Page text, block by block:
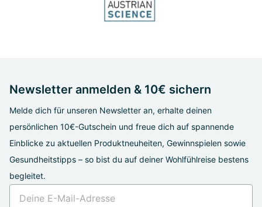
Newsletter anmelden & 10€ sichern
Melde dich für unseren Newsletter an, erhalte deinen
persönlichen 10€-Gutschein und freue dich auf spannende
Einblicke zu aktuellen Produktneuheiten, Gewinnspielen sowie
Gesundheitstipps – so bist du auf deiner Wohlfühlreise bestens
begleitet.